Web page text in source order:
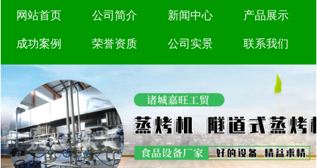
网站首页 公司简介 新闻中心 产品展示
成功案例 荣誉资质 公司实景 联系我们